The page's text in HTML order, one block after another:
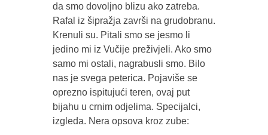
da smo dovoljno blizu ako zatreba.
Rafal iz šipražja završi na grudobranu.
Krenuli su. Pitali smo se jesmo li
jedino mi iz Vučije preživjeli. Ako smo
samo mi ostali, nagrabusli smo. Bilo
nas je svega peterica. Pojaviše se
oprezno ispitujući teren, ovaj put
bijahu u crnim odjelima. Specijalci,
izgleda. Nera opsova kroz zube: